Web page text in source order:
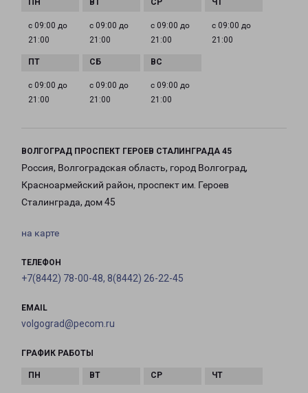
с 09:00 до
21:00
с 09:00 до
21:00
с 09:00 до
21:00
с 09:00 до
21:00
с 09:00 до
21:00
с 09:00 до
21:00
с 09:00 до
21:00
ВОЛГОГРАД ПРОСПЕКТ ГЕРОЕВ СТАЛИНГРАДА 45
Россия, Волгоградская область, город Волгоград,
Красноармейский район, проспект им. Героев
Сталинграда, дом 45
на карте
ТЕЛЕФОН
+7(8442) 78-00-48, 8(8442) 26-22-45
EMAIL
volgograd@pecom.ru
ГРАФИК РАБОТЫ